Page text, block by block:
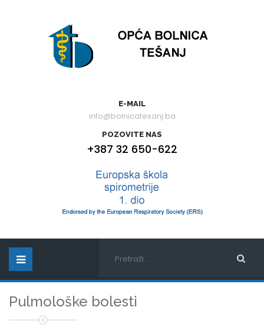
E-MAIL
info@bolnicatesanj.ba
POZOVITE NAS
+387 32 650-622
Pulmološke bolesti